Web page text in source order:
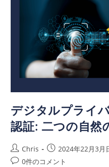
デジタルプライ
認証: 二つの自然
Chris 2024年22月3月
0件のコメント